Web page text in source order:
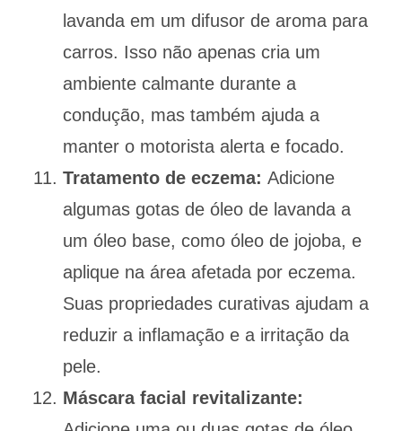
lavanda em um difusor de aroma para
carros. Isso não apenas cria um
ambiente calmante durante a
condução, mas também ajuda a
manter o motorista alerta e focado.
Tratamento de eczema: Adicione
algumas gotas de óleo de lavanda a
um óleo base, como óleo de jojoba, e
aplique na área afetada por eczema.
Suas propriedades curativas ajudam a
reduzir a inflamação e a irritação da
pele.
Máscara facial revitalizante: